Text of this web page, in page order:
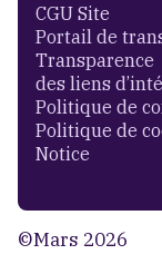
CGU Site
Portail de
Transparence
des liens
Politique de
Politique de
Notice
©Mars 2026